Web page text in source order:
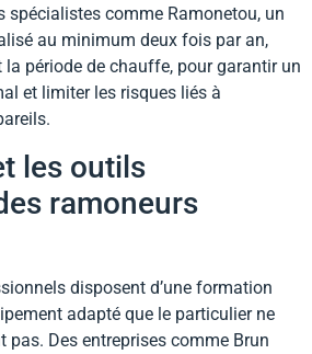
spécialistes comme Ramonetou, un
au minimum deux fois par an,
période de chauffe, pour garantir un
et limiter les risques liés à
les outils
ramoneurs
disposent d’une formation
adapté que le particulier ne
pas. Des entreprises comme Brun